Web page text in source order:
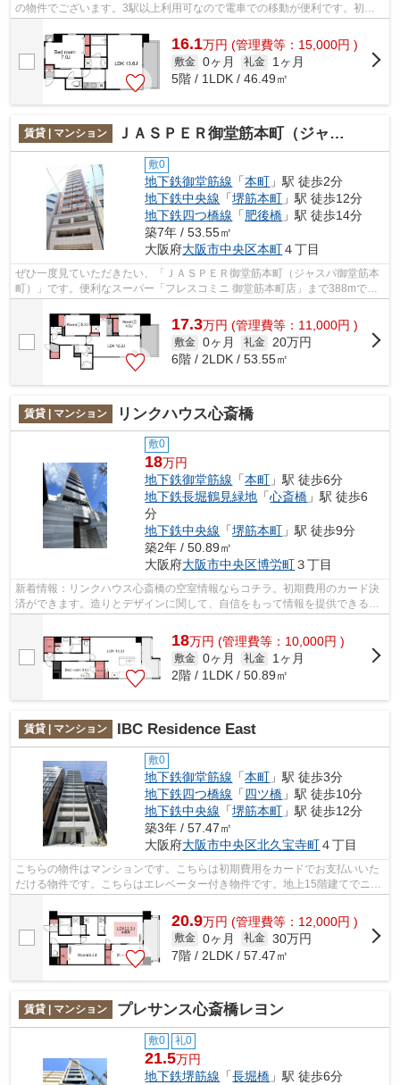
の物件でございます。3駅以上利用可なので電車での移動が便利です。初期
費用カード決済で、ポイントやマイルが貯...
16.1万円 (管理費等：15,000円 )
敷金 0ヶ月 礼金
1ヶ月
5階 / 1LDK / 46.49㎡
賃貸 | マンション ＪＡＳＰＥＲ御堂筋本町（ジャスパ御堂筋本町）
敷0
地下鉄御堂筋線 「本町 」駅 徒歩2分
地下鉄中央線 「堺筋本町 」駅 徒歩12分
地下鉄四つ橋線 「肥後橋 」駅 徒歩14分
築7年 / 53.55㎡
大阪府大阪市中央区本町４丁目
ぜひ一度見ていただきたい、「ＪＡＳＰＥＲ御堂筋本町（ジャスパ御堂筋本
町）」です。便利なスーパー「フレスコミニ 御堂筋本町店」まで388mで
す。駅まで徒歩2分の立地が魅力的な、利...
17.3万円 (管理費等：11,000円 )
敷金 0ヶ月 礼金 20万円
6階 / 2LDK / 53.55㎡
賃貸 | マンション リンクハウス心斎橋
敷0
18万円
地下鉄御堂筋線 「本町 」駅 徒歩6分
地下鉄長堀鶴見緑地 「心斎橋 」駅 徒歩6
分
地下鉄中央線 「堺筋本町 」駅 徒歩9分
築2年 / 50.89㎡
大阪府大阪市中央区博労町３丁目
新着情報：リンクハウス心斎橋の空室情報ならコチラ。初期費用のカード決
済ができます。造りとデザインに関して、自信をもって情報を提供できるマ
18万円 (管理費等：10,000円 )
敷金 0ヶ月 礼金
1ヶ月
2階 / 1LDK / 50.89㎡
賃貸 | マンション IBC Residence East
敷0
地下鉄御堂筋線 「本町 」駅 徒歩3分
地下鉄四つ橋線 「四ツ橋 」駅 徒歩10分
地下鉄中央線 「堺筋本町 」駅 徒歩12分
築3年 / 57.47㎡
大阪府大阪市中央区北久宝寺町４丁目
こちらの物件はマンションです。こちらは初期費用をカードでお支払いいた
だける物件です。こちらはエレベーター付き物件です。地上15階建てでニー
20.9万円 (管理費等：12,000円 )
敷金 0ヶ月 礼金 30万円
7階 / 2LDK / 57.47㎡
賃貸 | マンション プレサンス心斎橋レヨン
敷0 礼0
21.5万円
地下鉄堺筋線 「長堀橋 」駅 徒歩6分